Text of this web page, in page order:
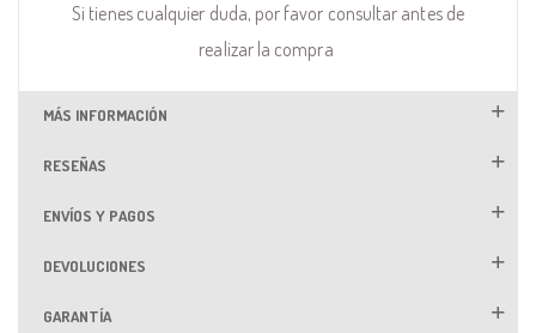
Si tienes cualquier duda, por favor consultar antes de
realizar la compra
MÁS INFORMACIÓN
RESEÑAS
ENVÍOS Y PAGOS
DEVOLUCIONES
GARANTÍA